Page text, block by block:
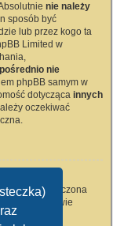
nie należy
sposób być
lub przez kogo ta
Limited w
nie
phpBB samym w
dotycząca innych
oczekiwać
ta jest włączona
Członkowie